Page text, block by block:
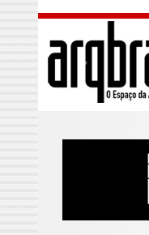
Skip to main content